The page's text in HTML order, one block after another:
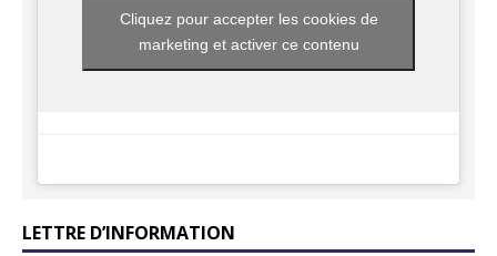
Cliquez pour accepter les cookies de
marketing et activer ce contenu
LETTRE D’INFORMATION